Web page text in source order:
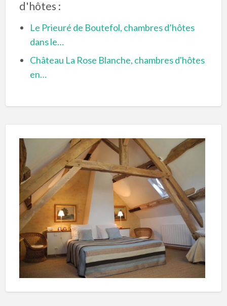
d'hôtes :
Le Prieuré de Boutefol, chambres d’hôtes
dans le…
Château La Rose Blanche, chambres d'hôtes
en…